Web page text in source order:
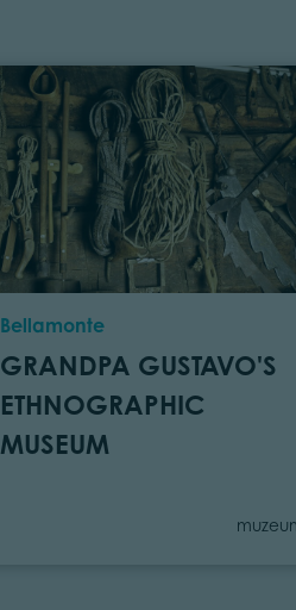
Location
Bellamonte
GRANDPA GUSTAVO'S
ETHNOGRAPHIC
MUSEUM